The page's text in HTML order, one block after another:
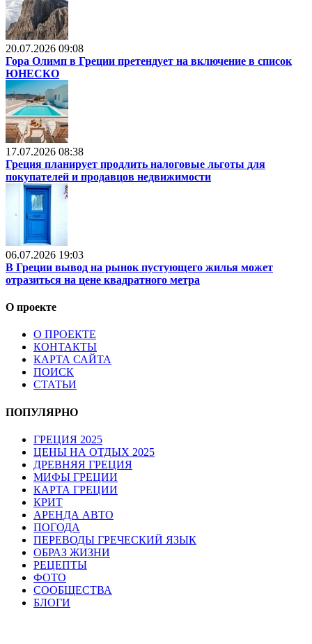
20.07.2026 09:08
Гора Олимп в Греции претендует на включение в список
ЮНЕСКО
17.07.2026 08:38
Греция планирует продлить налоговые льготы для
покупателей и продавцов недвижимости
06.07.2026 19:03
В Греции вывод на рынок пустующего жилья может
отразиться на цене квадратного метра
О проекте
О ПРОЕКТЕ
КОНТАКТЫ
КАРТА САЙТА
ПОИСК
СТАТЬИ
ПОПУЛЯРНО
ГРЕЦИЯ 2025
ЦЕНЫ НА ОТДЫХ 2025
ДРЕВНЯЯ ГРЕЦИЯ
МИФЫ ГРЕЦИИ
КАРТА ГРЕЦИИ
КРИТ
АРЕНДА АВТО
ПОГОДА
ПЕРЕВОДЫ ГРЕЧЕСКИЙ ЯЗЫК
ОБРАЗ ЖИЗНИ
РЕЦЕПТЫ
ФОТО
СООБЩЕСТВА
БЛОГИ